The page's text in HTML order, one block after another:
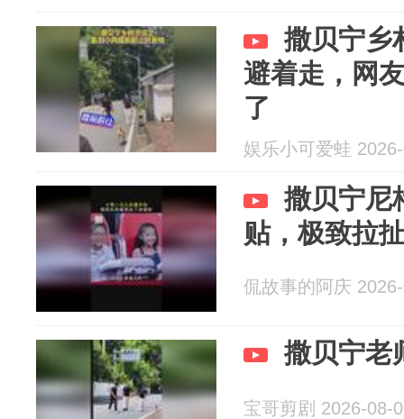
撒贝宁乡
避着走，网
了
娱乐小可爱蛙
撒贝宁尼
贴，极致拉
侃故事的阿庆
撒贝宁老
宝哥剪剧 2026-08-